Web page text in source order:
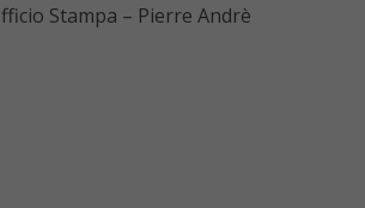
Stampa – Pierre Andrè